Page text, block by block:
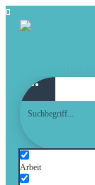
Arbeit